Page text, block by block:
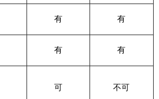
有 有
有 有
可 不可